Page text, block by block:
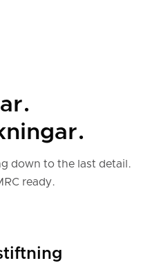
down to the last detail.
ready.